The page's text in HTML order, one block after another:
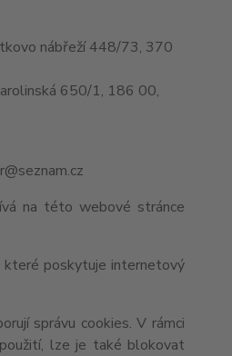
nábřeží 448/73, 370
650/1, 186 00,
na této webové stránce
které poskytuje internetový
správu cookies. V rámci
lze je také blokovat